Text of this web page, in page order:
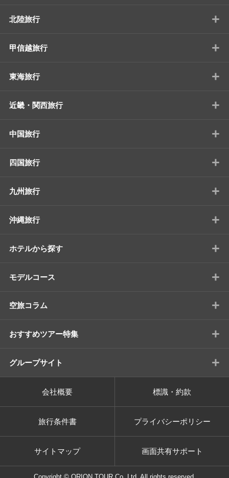
北陸旅行 +
甲信越旅行 +
東海旅行 +
近畿・関西旅行 +
中国旅行 +
四国旅行 +
九州旅行 +
沖縄旅行 +
ホテルから探す +
モデルコース +
空旅コラム +
おすすめツアー特集 +
グループサイト +
会社概要 標識・約款
旅行条件書 プライバシーポリシー
サイトマップ 画面共有サポート